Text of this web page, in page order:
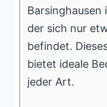
Barsinghausen
der sich nur
befindet.
bietet ideale
jeder Art.